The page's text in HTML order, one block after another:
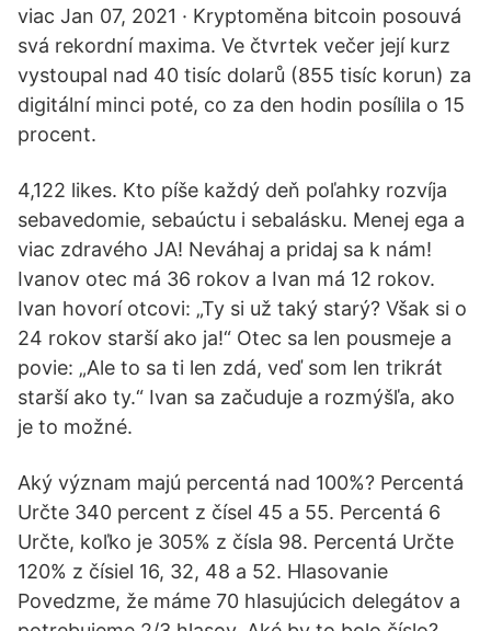
viac Jan 07, 2021 · Kryptoměna bitcoin posouvá
svá rekordní maxima. Ve čtvrtek večer její kurz
vystoupal nad 40 tisíc dolarů (855 tisíc korun) za
digitální minci poté, co za den hodin posílila o 15
procent.
4,122 likes. Kto píše každý deň poľahky rozvíja
sebavedomie, sebaúctu i sebalásku. Menej ega a
viac zdravého JA! Neváhaj a pridaj sa k nám!
Ivanov otec má 36 rokov a Ivan má 12 rokov.
Ivan hovorí otcovi: „Ty si už taký starý? Však si o
24 rokov starší ako ja!“ Otec sa len pousmeje a
povie: „Ale to sa ti len zdá, veď som len trikrát
starší ako ty.“ Ivan sa začuduje a rozmýšľa, ako
je to možné.
Aký význam majú percentá nad 100%? Percentá
Určte 340 percent z čísel 45 a 55. Percentá 6
Určte, koľko je 305% z čísla 98. Percentá Určte
120% z čísiel 16, 32, 48 a 52. Hlasovanie
Povedzme, že máme 70 hlasujúcich delegátov a